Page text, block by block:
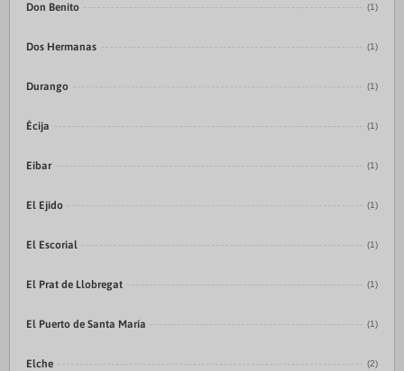
Don Benito (1)
Dos Hermanas (1)
Durango (1)
Écija (1)
Eibar (1)
El Ejido (1)
El Escorial (1)
El Prat de Llobregat (1)
El Puerto de Santa María (1)
Elche (2)